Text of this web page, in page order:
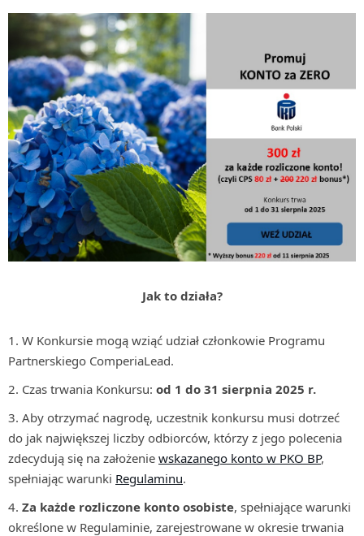
Jak to działa?
W Konkursie mogą wziąć udział członkowie Programu
Partnerskiego ComperiaLead.
Czas trwania Konkursu: od 1 do 31 sierpnia 2025 r.
Aby otrzymać nagrodę, uczestnik konkursu musi dotrzeć
do jak największej liczby odbiorców, którzy z jego polecenia
zdecydują się na założenie wskazanego konto w PKO BP,
spełniając warunki Regulaminu.
Za każde rozliczone konto osobiste, spełniające warunki
określone w Regulaminie, zarejestrowane w okresie trwania